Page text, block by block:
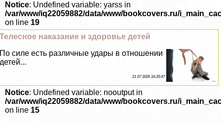
Notice: Undefined variable: yarss in
/var/www/iq22059882/data/www/bookcovers.ru/
on line 19
Телесное наказание и здоровье детей
По силе есть различные удары в отношении
детей...
21 07 2026 16:35:47
Notice: Undefined variable: nooutput in
/var/www/iq22059882/data/www/bookcovers.ru/
on line 15